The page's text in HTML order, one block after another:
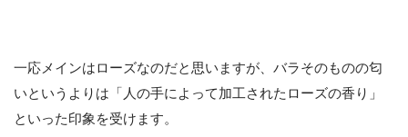
一応メインはローズなのだと思いますが、バラそのものの匂
いというよりは「人の手によって加工されたローズの香り」
といった印象を受けます。